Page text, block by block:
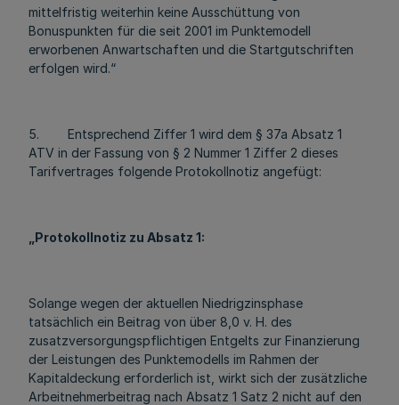
mittelfristig weiterhin keine Ausschüttung von
Bonuspunkten für die seit 2001 im Punktemodell
erworbenen Anwartschaften und die Startgutschriften
erfolgen wird.“
5. Entsprechend Ziffer 1 wird dem § 37a Absatz 1
ATV in der Fassung von § 2 Nummer 1 Ziffer 2 dieses
Tarifvertrages folgende Protokollnotiz angefügt:
„Protokollnotiz zu Absatz 1:
Solange wegen der aktuellen Niedrigzinsphase
tatsächlich ein Beitrag von über 8,0 v. H. des
zusatzversorgungspflichtigen Entgelts zur Finanzierung
der Leistungen des Punktemodells im Rahmen der
Kapitaldeckung erforderlich ist, wirkt sich der zusätzliche
Arbeitnehmerbeitrag nach Absatz 1 Satz 2 nicht auf den